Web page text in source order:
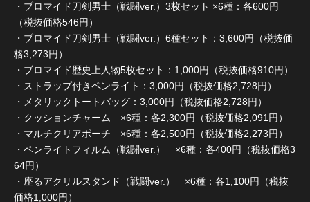
・ブロマイド刀剣男士（戦闘ver.）3枚セット ×6種：各600円
（税抜価格546円）
・ブロマイド刀剣男士（戦闘ver.）6種セット：3,600円（税抜価
格3,273円）
・ブロマイド歴史上人物5枚セット：1,000円（税抜価格910円）
・ストラップ付きペンライト：3,000円（税抜価格2,728円）
・メタリックトートバッグ：3,000円（税抜価格2,728円）
・クッションチャーム ×6種：各2,300円（税抜価格2,091円）
・マルチクリアポーチ ×6種：各2,500円（税抜価格2,273円）
・ペンライトフィルム（戦闘ver.） ×6種：各400円（税抜価格3
64円）
・座るアクリルスタンド（戦闘ver.） ×6種：各1,100円（税抜
価格1,000円）